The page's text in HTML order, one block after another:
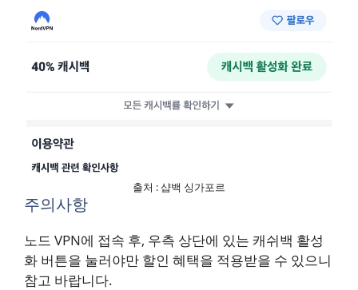
출처 : 샵백 싱가포르
주의사항
노드 VPN에 접속 후, 우측 상단에 있는 캐쉬백 활성
화 버튼을 눌러야만 할인 혜택을 적용받을 수 있으니
참고 바랍니다.